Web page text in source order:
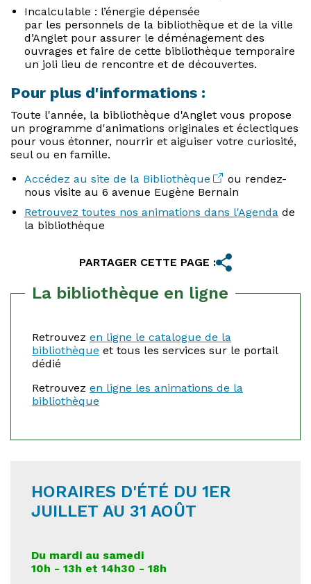
Incalculable : l’énergie dépensée
par les personnels de la bibliothèque et de la ville
d’Anglet pour assurer le déménagement des
ouvrages et faire de cette bibliothèque temporaire
un joli lieu de rencontre et de découvertes.
Pour plus d'informations :
Toute l'année, la bibliothèque d'Anglet vous propose
un programme d'animations originales et éclectiques
pour vous étonner, nourrir et aiguiser votre curiosité,
seul ou en famille.
Accédez au site de la Bibliothèque
ou rendez-
nous visite au 6 avenue Eugène Bernain
Retrouvez toutes nos animations dans l'Agenda de
la bibliothèque
PARTAGER CETTE PAGE :
La bibliothèque en ligne
Retrouvez en ligne le catalogue de la
bibliothèque et tous les services sur le portail
dédié
Retrouvez en ligne les animations de la
bibliothèque
HORAIRES D'ÉTÉ DU 1ER
JUILLET AU 31 AOÛT
Du mardi au samedi
10h - 13h et 14h30 - 18h